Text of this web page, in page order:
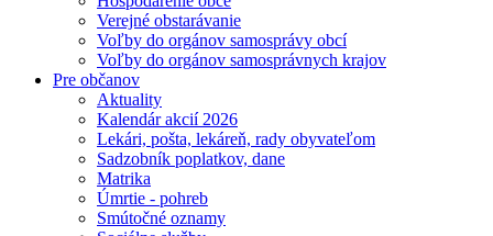
Verejné obstarávanie
Voľby do orgánov samosprávy obcí
Voľby do orgánov samosprávnych krajov
Pre občanov
Aktuality
Kalendár akcií 2026
Lekári, pošta, lekáreň, rady obyvateľom
Sadzobník poplatkov, dane
Matrika
Úmrtie - pohreb
Smútočné oznamy